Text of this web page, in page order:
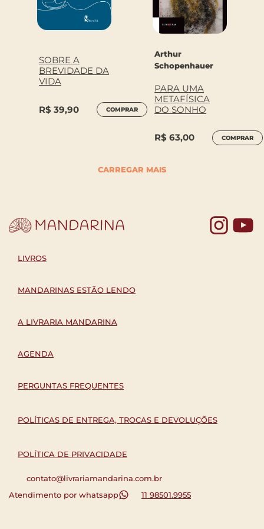
SOBRE A
BREVIDADE DA
VIDA
R$ 39,90 COMPRAR
Arthur
Schopenhauer
PARA UMA
METAFÍSICA
DO SONHO
R$ 63,00 COMPRAR
CARREGAR MAIS
LIVROS
MANDARINAS ESTÃO LENDO
A LIVRARIA MANDARINA
AGENDA
PERGUNTAS FREQUENTES
POLÍTICAS DE ENTREGA, TROCAS E DEVOLUÇÕES
POLÍTICA DE PRIVACIDADE
contato@livrariamandarina.com.br
Atendimento por whatsapp
11 98501.9955